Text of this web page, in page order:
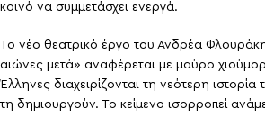
κοινό να συμμετάσχει ενεργά.
Το νέο θεατρικό έργο του Ανδρέα
αιώνες μετά» αναφέρεται με μαύρο
Έλληνες διαχειρίζονται τη νεότερη
τη δημιουργούν. Το κείμενο ισορροπεί